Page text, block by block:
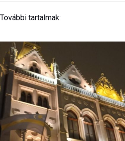
További tartalmak: